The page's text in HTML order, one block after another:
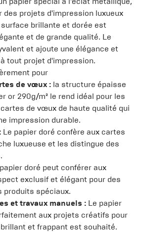
des projets d'impression luxueux
brillante et dorée est
et de grande qualité. Le
et ajoute une élégance et
tout projet d'impression.
pour
de vœux : la structure épaisse
or 290g/m² le rend idéal pour les
de vœux de haute qualité qui
impression durable.
Le papier doré confère aux cartes
luxueuse et les distingue des
doré peut conférer aux
exclusif et élégant pour des
produits spéciaux.
et travaux manuels : Le papier
aux projets créatifs pour
et frappant est souhaité.